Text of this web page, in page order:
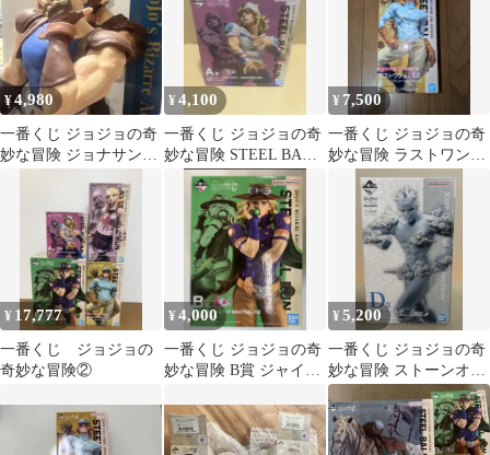
¥4,980
一番くじ ジョジョの奇
妙な冒険 ジョナサン・
¥4,100
一番くじ ジョジョの奇
妙な冒険 STEEL BALL
RUN A賞
¥ 7,500
一番くじ ジョジョの奇
妙な冒険 ラストワン賞
ディエゴ・ブランドー
¥ 17,777
一番くじ ジョジョの
奇妙な冒険②
¥4,000
一番くじ ジョジョの奇
妙な冒険 B賞 ジャイ
¥5,200
一番くじ ジョジョの奇
妙な冒険 ストーンオー
シャン D賞 W・Rフィ
ギュア